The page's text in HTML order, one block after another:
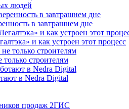
людей
в завтрашнем дне
и как устроен этот процесс
строителям
в Nedra Digital